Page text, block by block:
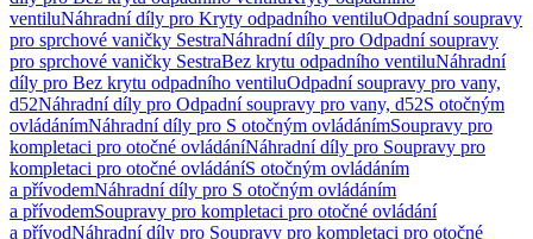
ventiluNáhradní díly pro Kryty odpadního ventiluOdpadní soupravy
pro sprchové vaničky SestraNáhradní díly pro Odpadní soupravy
pro sprchové vaničky SestraBez krytu odpadního ventiluNáhradní
díly pro Bez krytu odpadního ventiluOdpadní soupravy pro vany,
d52Náhradní díly pro Odpadní soupravy pro vany, d52S otočným
ovládánímNáhradní díly pro S otočným ovládánímSoupravy pro
kompletaci pro otočné ovládáníNáhradní díly pro Soupravy pro
kompletaci pro otočné ovládáníS otočným ovládáním
a přívodemNáhradní díly pro S otočným ovládáním
a přívodemSoupravy pro kompletaci pro otočné ovládání
a přívodNáhradní díly pro Soupravy pro kompletaci pro otočné